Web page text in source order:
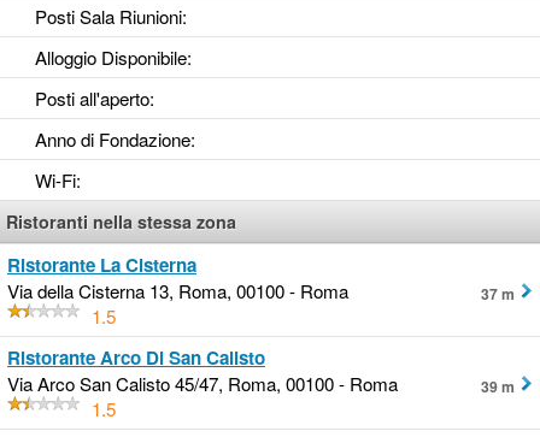
Posti Sala Riunioni:
Alloggio Disponibile:
Posti all'aperto:
Anno di Fondazione:
Wi-Fi:
Ristoranti nella stessa zona
Ristorante La Cisterna
Via della Cisterna 13, Roma, 00100 - Roma
1.5
37 m
Ristorante Arco Di San Calisto
Via Arco San Calisto 45/47, Roma, 00100 - Roma
1.5
39 m